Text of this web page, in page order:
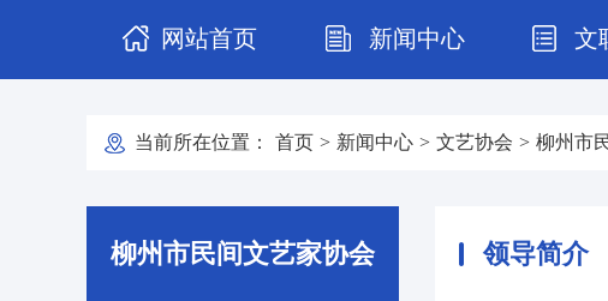
网站首页 新闻中心 文
当前所在位置： 首页 > 新闻中心 > 文艺协会 > 柳州市
柳州市民间文艺家协会 领导简介